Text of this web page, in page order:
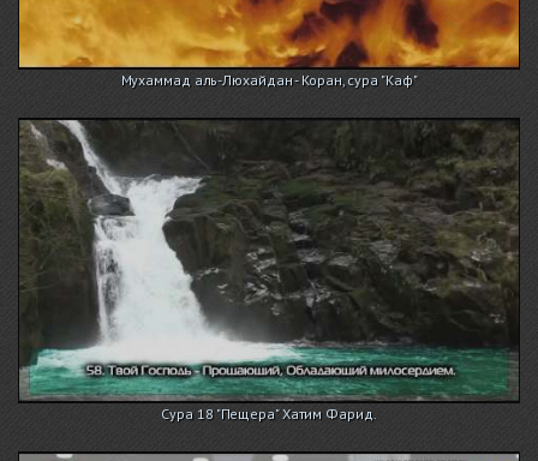
Мухаммад аль-Люхайдан - Коран, сура "Каф"
Сура 18 "Пещера" Хатим Фарид.